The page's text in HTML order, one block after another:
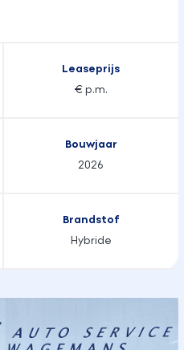
Leaseprijs
€ p.m.
Bouwjaar
2026
Brandstof
Hybride